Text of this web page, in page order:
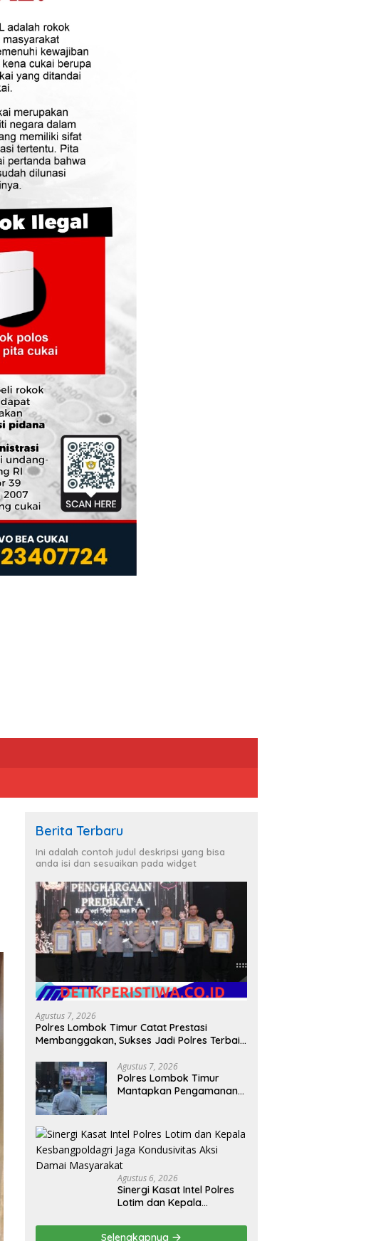
Berita Terbaru
Ini adalah contoh judul deskripsi yang bisa
anda isi dan sesuaikan pada widget
Agustus 7, 2026
Polres Lombok Timur Catat Prestasi
Membanggakan, Sukses Jadi Polres Terbaik
Agustus 7, 2026
Polres Lombok Timur
Mantapkan Pengamanan
Sambut Agenda Kapolri
Agustus 6, 2026
Sinergi Kasat Intel Polres
Lotim dan Kepala
Kondusivitas Aksi Damai
Selengkapnya